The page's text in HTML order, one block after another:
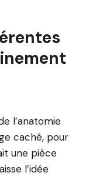
l’anatomie
caché, pour
une pièce
l’idée